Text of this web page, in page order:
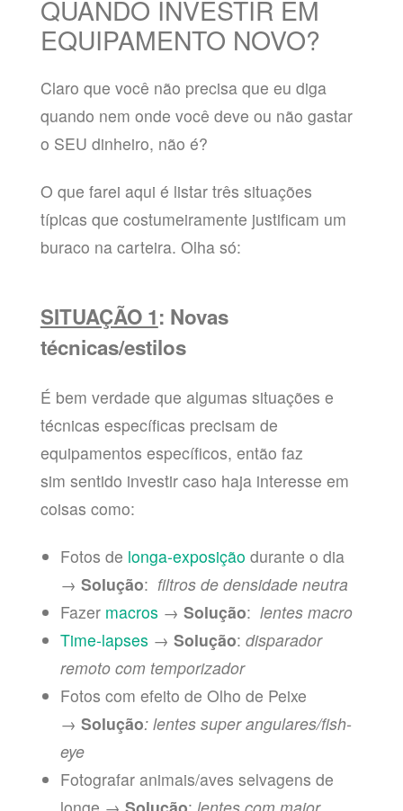
QUANDO INVESTIR EM
EQUIPAMENTO NOVO?
Claro que você não precisa que eu diga
quando nem onde você deve ou não gastar
o SEU dinheiro, não é?
O que farei aqui é listar três situações
típicas que costumeiramente justificam um
buraco na carteira. Olha só:
SITUAÇÃO 1: Novas
técnicas/estilos
É bem verdade que algumas situações e
técnicas específicas precisam de
equipamentos específicos, então faz
sim sentido investir caso haja interesse em
coisas como:
Fotos de longa-exposição durante o dia
→Solução: filtros de densidade neutra
Fazer macros →Solução:lentes macro
Time-lapses →Solução:disparador
remoto com temporizador
Fotos com efeito de Olho de Peixe
→ Solução: lentes super angulares/fish-
eye
Fotografar animais/aves selvagens de